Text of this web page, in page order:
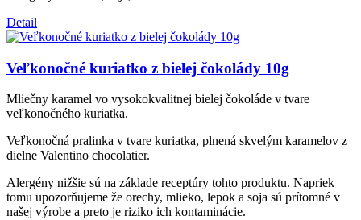
Detail
Veľkonočné kuriatko z bielej čokolády 10g
Mliečny karamel vo vysokokvalitnej bielej čokoláde v tvare
veľkonočného kuriatka.
Veľkonočná pralinka v tvare kuriatka, plnená skvelým karamelov z
dielne Valentino chocolatier.
Alergény nižšie sú na základe receptúry tohto produktu. Napriek
tomu upozorňujeme že orechy, mlieko, lepok a soja sú prítomné v
našej výrobe a preto je riziko ich kontaminácie.